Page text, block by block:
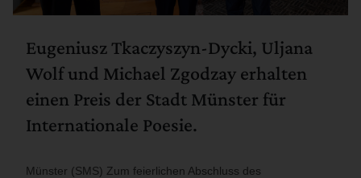
Eugeniusz Tkaczyszyn-Dycki, Uljana
Wolf und Michael Zgodzay erhalten
einen Preis der Stadt Münster für
Internationale Poesie.
Münster (SMS) Zum feierlichen Abschluss des